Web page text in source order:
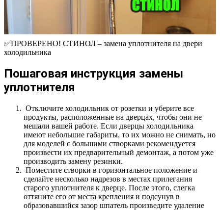
✅ПРОВЕРЕНО! СТИНОЛ – замена уплотнителя на двери
холодильника
Пошаговая инструкция замены
уплотнителя
Отключите холодильник от розетки и уберите все
продукты, расположенные на дверцах, чтобы они не
мешали вашей работе. Если дверцы холодильника
имеют небольшие габариты, то их можно не снимать, но
для моделей с большими створками рекомендуется
произвести их предварительный демонтаж, а потом уже
производить замену резинки.
Поместите створки в горизонтальное положение и
сделайте несколько надрезов в местах прилегания
старого уплотнителя к дверце. После этого, слегка
оттяните его от места крепления и подсунув в
образовавшийся зазор шпатель произведите удаление